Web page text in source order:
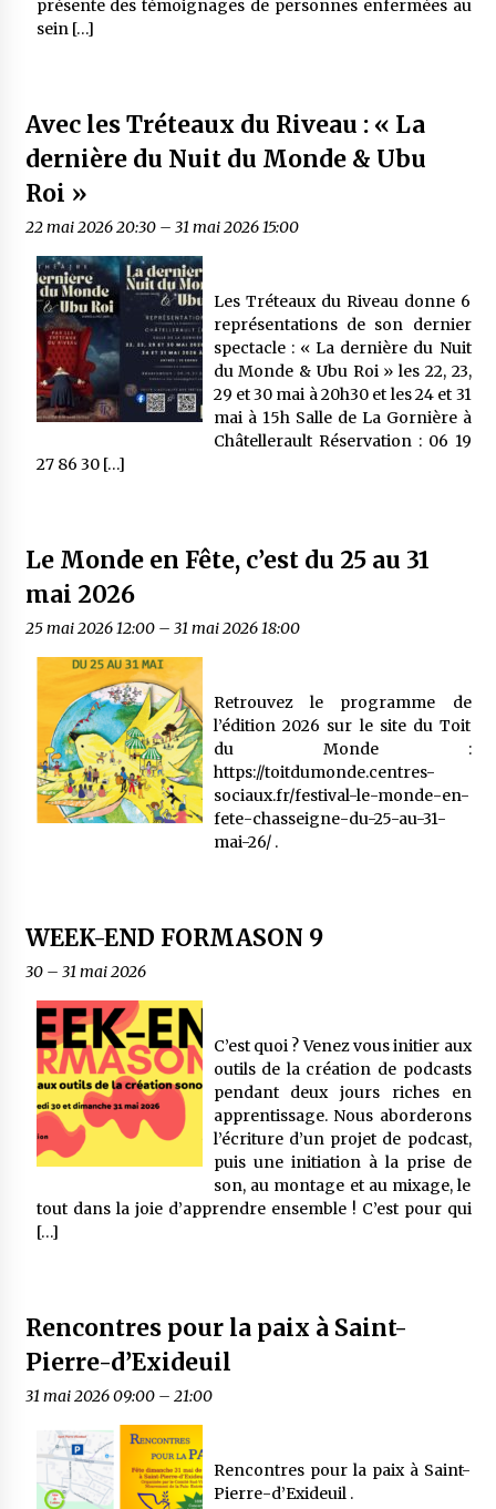
présente des témoignages de personnes enfermées au
sein […]
Avec les Tréteaux du Riveau : « La
dernière du Nuit du Monde & Ubu
Roi »
22 mai 2026 20:30– 31 mai 2026 15:00
Les Tréteaux du Riveau donne 6
représentations de son dernier
spectacle : « La dernière du Nuit
du Monde & Ubu Roi » les 22, 23,
29 et 30 mai à 20h30 et les 24 et 31
mai à 15h Salle de La Gornière à
Châtellerault Réservation : 06 19
27 86 30 […]
Le Monde en Fête, c’est du 25 au 31
mai 2026
25 mai 2026 12:00– 31 mai 2026 18:00
Retrouvez le programme de
l’édition 2026 sur le site du Toit
du Monde :
https://toitdumonde.centres-
sociaux.fr/festival-le-monde-en-
fete-chasseigne-du-25-au-31-
mai-26/ .
WEEK-END FORMASON 9
30– 31 mai 2026
C’est quoi ? Venez vous initier aux
outils de la création de podcasts
pendant deux jours riches en
apprentissage. Nous aborderons
l’écriture d’un projet de podcast,
puis une initiation à la prise de
son, au montage et au mixage, le
tout dans la joie d’apprendre ensemble ! C’est pour qui
[…]
Rencontres pour la paix à Saint-
Pierre-d’Exideuil
31 mai 2026 09:00– 21:00
Rencontres pour la paix à Saint-
Pierre-d’Exideuil .